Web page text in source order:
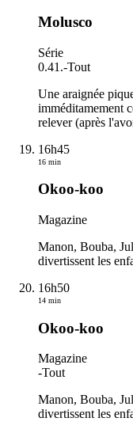
Molusco
Série
0.41.-Tout
Une araignée
imméditamement
relever (après
16h45
16 min
Okoo-koo
Magazine
Manon, Bouba,
divertissent les
16h50
14 min
Okoo-koo
Magazine
-Tout
Manon, Bouba,
divertissent les